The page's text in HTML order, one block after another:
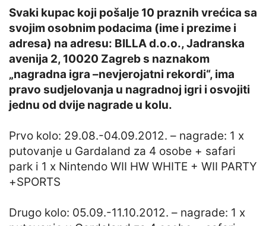
Svaki kupac koji pošalje 10 praznih vrećica sa
svojim osobnim podacima (ime i prezime i
adresa) na adresu: BILLA d.o.o., Jadranska
avenija 2, 10020 Zagreb s naznakom
„nagradna igra –nevjerojatni rekordi“, ima
pravo sudjelovanja u nagradnoj igri i osvojiti
jednu od dvije nagrade u kolu.
Prvo kolo: 29.08.-04.09.2012. – nagrade: 1 x
putovanje u Gardaland za 4 osobe + safari
park i 1 x Nintendo WII HW WHITE + WII PARTY
+SPORTS
Drugo kolo: 05.09.-11.10.2012. – nagrade: 1 x